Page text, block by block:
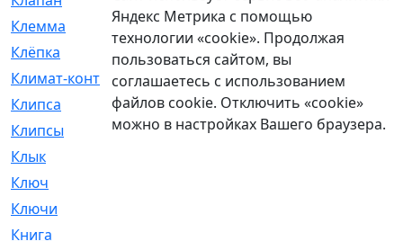
Клемма
[5]
Клёпка
[2]
Климат-контроль
[3]
Клипса
[21]
Клипсы
[321]
Клык
Ключ
Ключи
Книга
Яндекс Метрика с помощью
технологии «cookie». Продолжая
пользоваться сайтом, вы
соглашаетесь с использованием
файлов cookie. Отключить «cookie»
можно в настройках Вашего браузера.